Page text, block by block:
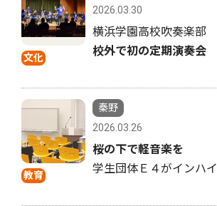
文化
2026.03.30
横浜学園高校吹奏楽部
校外で初の定期演奏会
教育
秦野
2026.03.26
桜の下で軽音楽を
学生団体Ｅ４がインハイ